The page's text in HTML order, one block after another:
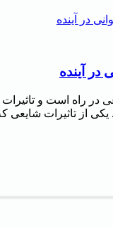
در آینده
در راه است و تاثیرات
از تاثیرات شایعی